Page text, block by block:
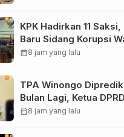
KPK Hadirkan 11
Baru Sidang Korupsi
Nonaktif Maidi
calendar_month8 jam yang lalu
TPA Winongo
Bulan Lagi, Ketua
Desak Pemkot
calendar_month8 jam yang lalu